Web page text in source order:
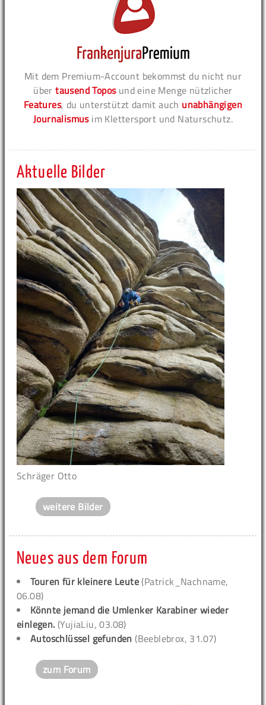
Mit dem Premium-Account bekommst du nicht nur
übertausend Toposund eine Menge nützlicher
Features, du unterstützt damit auch unabhängigen
Journalismusim Klettersport und Naturschutz.
Aktuelle Bilder
Schräger Otto
weitere Bilder
Neues aus dem Forum
Touren für kleinere Leute (Patrick_Nachname,
06.08)
Könnte jemand die Umlenker Karabiner wieder
einlegen. (YujiaLiu, 03.08)
Autoschlüssel gefunden (Beeblebrox, 31.07)
zum Forum